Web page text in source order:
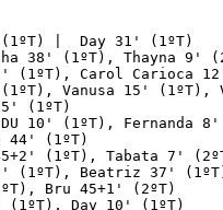
|  Day 31' (1ºT)
38' (1ºT), Thayna 9'
Carol Carioca 12'
Vanusa 15'
(1ºT)
10' (1ºT), Fernanda
(1ºT)
(1ºT), Tabata 7'
(1ºT), Beatriz 37'
Bru 45+1' (2ºT)
Day 10' (1ºT)